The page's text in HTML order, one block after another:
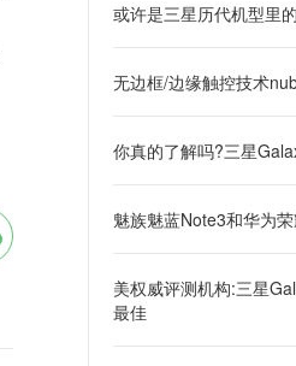
或许是三星历代机型里
无边框/边缘触控技术
你真的了解吗?三星
魅族魅蓝Note3和华为
美权威评测机构:三星
最佳